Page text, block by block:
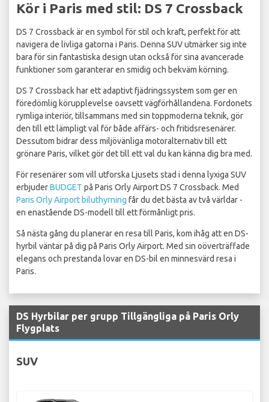
Kör i Paris med stil: DS 7 Crossback
DS 7 Crossback är en symbol för stil och kraft, perfekt för att
navigera de livliga gatorna i Paris. Denna SUV utmärker sig inte
bara för sin fantastiska design utan också för sina avancerade
funktioner som garanterar en smidig och bekväm körning.
DS 7 Crossback har ett adaptivt fjädringssystem som ger en
föredömlig körupplevelse oavsett vägförhållandena. Fordonets
rymliga interiör, tillsammans med sin toppmoderna teknik, gör
den till ett lämpligt val för både affärs- och fritidsresenärer.
Dessutom bidrar dess miljövänliga motoralternativ till ett
grönare Paris, vilket gör det till ett val du kan känna dig bra med.
För resenärer som vill utforska Ljusets stad i denna lyxiga SUV
erbjuderBUDGET på Paris Orly Airport DS 7 Crossback. Med
Paris Orly Airport biluthyrning får du det bästa av två världar -
en enastående DS-modell till ett förmånligt pris.
Så nästa gång du planerar en resa till Paris, kom ihåg att en DS-
hyrbil väntar på dig på Paris Orly Airport. Med sin oöverträffade
elegans och prestanda lovar en DS-bil en minnesvärd resa i
Paris.
DS Hyrbilar per grupp Tillgängliga på Paris Orly
Flygplats
SUV